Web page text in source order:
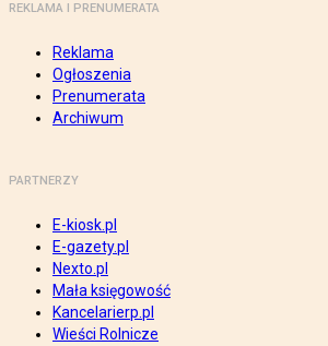
REKLAMA I PRENUMERATA
Reklama
Ogłoszenia
Prenumerata
Archiwum
PARTNERZY
E-kiosk.pl
E-gazety.pl
Nexto.pl
Mała księgowość
Kancelarierp.pl
Wieści Rolnicze